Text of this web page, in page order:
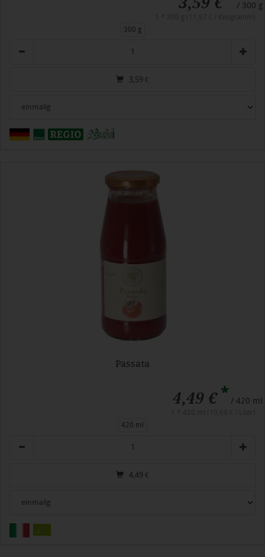
/ 300 g
300 g
3,59 €
Passata
4,49 €* / 420 ml
420 ml
4,49 €